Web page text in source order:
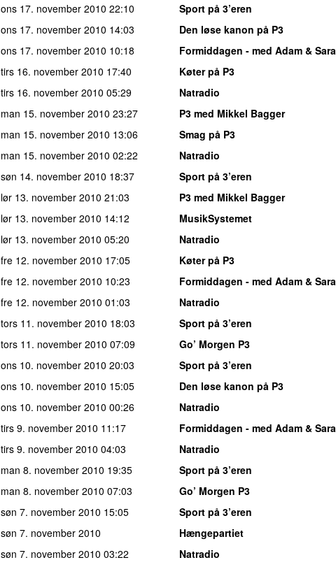
ons 17. november 2010 22:10
Sport på 3’eren
ons 17. november 2010 14:03
Den løse kanon på P3
ons 17. november 2010 10:18
Formiddagen - med Adam & Sara
tirs 16. november 2010 17:40
Køter på P3
tirs 16. november 2010 05:29
Natradio
man 15. november 2010 23:27
P3 med Mikkel Bagger
man 15. november 2010 13:06
Smag på P3
man 15. november 2010 02:22
Natradio
søn 14. november 2010 18:37
Sport på 3’eren
lør 13. november 2010 21:03
P3 med Mikkel Bagger
lør 13. november 2010 14:12
MusikSystemet
lør 13. november 2010 05:20
Natradio
fre 12. november 2010 17:05
Køter på P3
fre 12. november 2010 10:23
Formiddagen - med Adam & Sara
fre 12. november 2010 01:03
Natradio
tors 11. november 2010 18:03
Sport på 3’eren
tors 11. november 2010 07:09
Go’ Morgen P3
ons 10. november 2010 20:03
Sport på 3’eren
ons 10. november 2010 15:05
Den løse kanon på P3
ons 10. november 2010 00:26
Natradio
tirs 9. november 2010 11:17
Formiddagen - med Adam & Sara
tirs 9. november 2010 04:03
Natradio
man 8. november 2010 19:35
Sport på 3’eren
man 8. november 2010 07:03
Go’ Morgen P3
søn 7. november 2010 15:05
Sport på 3’eren
søn 7. november 2010
Hængepartiet
søn 7. november 2010 03:22 Natradio